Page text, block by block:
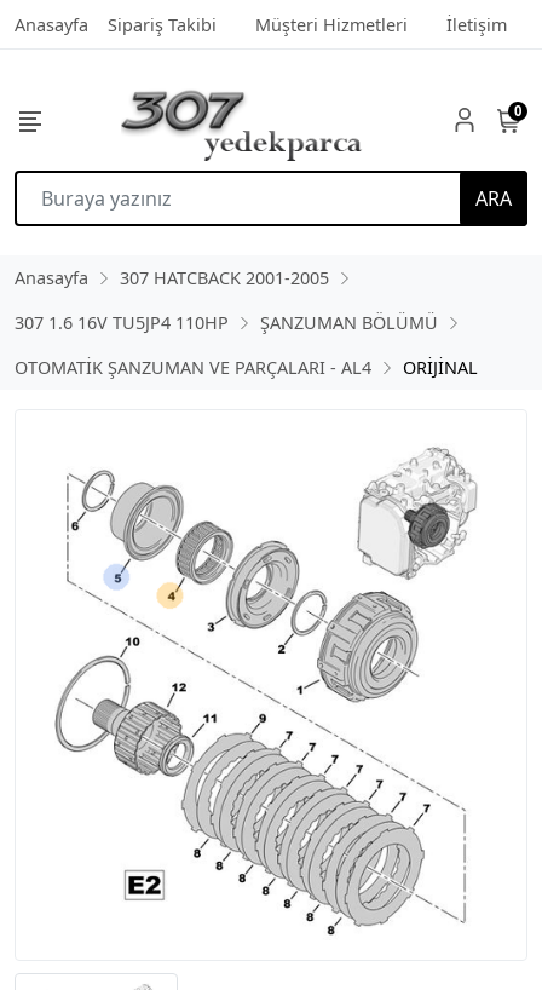
Anasayfa Sipariş Takibi Müşteri Hizmetleri İletişim
ARA
0
Anasayfa
307 HATCBACK 2001-2005
307 1.6 16V TU5JP4 110HP
ŞANZUMAN BÖLÜMÜ
OTOMATİK ŞANZUMAN VE PARÇALARI - AL4
ORİJİNAL